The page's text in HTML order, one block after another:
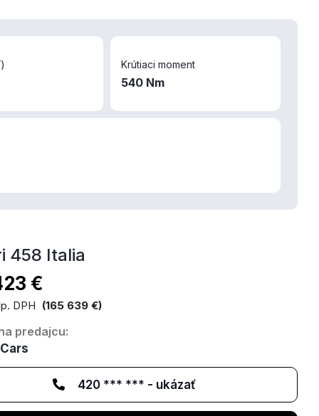
Krútiaci moment
540 Nm
458 Italia
€
DPH (165 639 €)
predajcu:
420 *** *** - ukázať